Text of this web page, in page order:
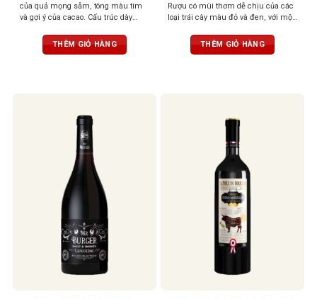
của quả mọng sẫm, tông màu tím
và gợi ý của cacao. Cấu trúc dày
và quả mọng đenTHÊM GIỎ HÀNG
Rượu có mùi thơm dễ chịu của các
loại trái cây màu đỏ và đen, với một
nhàng. Vòm miệng được tráng rất
cân đối và thể hiện rất nhiều sự
THÊM GIỎ HÀNG